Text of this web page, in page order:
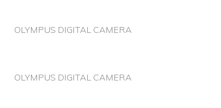
OLYMPUS DIGITAL CAMERA
OLYMPUS DIGITAL CAMERA